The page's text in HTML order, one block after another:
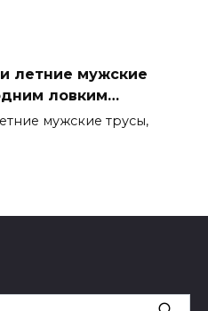
летние мужские
ловким…
мужские трусы,